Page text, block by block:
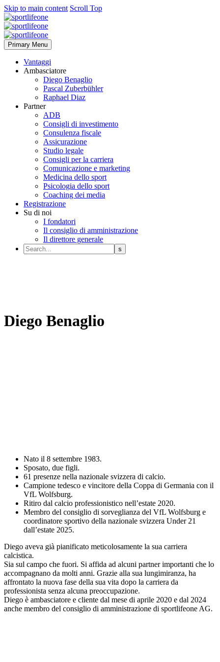
Skip to main content Scroll Top
Primary Menu
Vantaggi
Ambasciatore
Diego Benaglio
Pascal Zuberbühler
Raphael Diaz
Partner
ADB
Consigli di investimento
Consulenza fiscale
Assicurazione
Studio legale
Consigli per la carriera
Comunicazione e marketing
Medicina dello sport
Psicologia dello sport
Coaching dei media
Registrazione
Su di noi
I fondatori
Il consiglio di amministrazione
Il direttore generale
Diego Benaglio
Nato il 8 settembre 1983.
Sposato, due figli.
61 presenze nella nazionale svizzera di calcio.
Campione tedesco e vincitore della Coppa di Germania con il
VfL Wolfsburg.
Ritiro dal calcio professionistico nell’estate 2020.
Membro del consiglio di sorveglianza del VfL Wolfsburg e
coordinatore sportivo della nazionale svizzera Under 21
dall’estate 2025.
Diego aveva già pianificato meticolosamente la sua carriera
calcistica.
Sia sul campo che fuori. Si affida ad alcuni partner importanti che lo
accompagnano da molti anni. Grazie alla sua lungimiranza, ha
affrontato la nuova fase della sua vita dopo la carriera da
professionista senza alcuna preoccupazione.
Diego è ambasciatore e cliente dal mese di aprile 2020 e dal 2024
anche membro del consiglio di amministrazione di sportlifeone AG.